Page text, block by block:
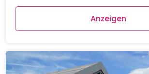
Anzeigen